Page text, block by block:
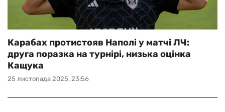
25 листопада 2025, 23:56
Карабах протистояв Наполі у матчі ЛЧ:
друга поразка на турнірі, низька оцінка
Кащука